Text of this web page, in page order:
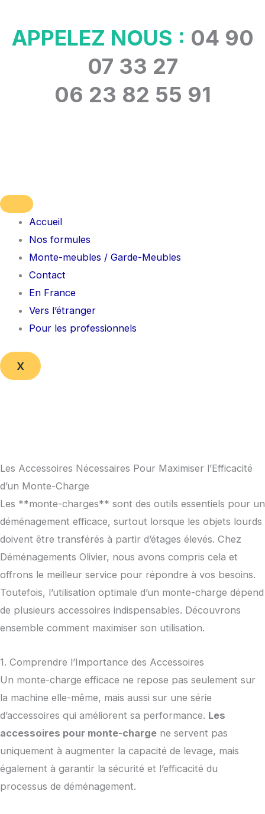
contenu
APPELEZ NOUS : 04 90
07 33 27
06 23 82 55 91
Accueil
Nos formules
Monte-meubles / Garde-Meubles
Contact
En France
Vers l’étranger
Pour les professionnels
X
Les Accessoires Nécessaires Pour Maximiser l’Efficacité
d’un Monte-Charge
Les **monte-charges** sont des outils essentiels pour un
déménagement efficace, surtout lorsque les objets lourds
doivent être transférés à partir d’étages élevés. Chez
Déménagements Olivier, nous avons compris cela et
offrons le meilleur service pour répondre à vos besoins.
Toutefois, l’utilisation optimale d’un monte-charge dépend
de plusieurs accessoires indispensables. Découvrons
ensemble comment maximiser son utilisation.
1. Comprendre l’Importance des Accessoires
Un monte-charge efficace ne repose pas seulement sur
la machine elle-même, mais aussi sur une série
d’accessoires qui améliorent sa performance. Les
accessoires pour monte-charge ne servent pas
uniquement à augmenter la capacité de levage, mais
également à garantir la sécurité et l’efficacité du
processus de déménagement.